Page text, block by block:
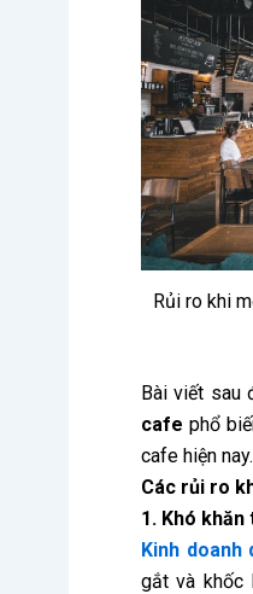
Rủi ro khi
Bài viết sau
cafe phổ
cafe hiện nay.
Các rủi ro
1. Khó
Kinh doanh
gắt và khốc